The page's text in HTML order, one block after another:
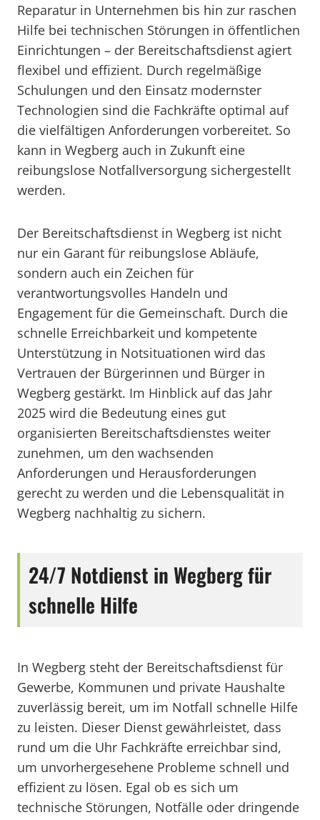
Reparatur in Unternehmen bis hin zur raschen
Hilfe bei technischen Störungen in öffentlichen
Einrichtungen – der Bereitschaftsdienst agiert
flexibel und effizient. Durch regelmäßige
Schulungen und den Einsatz modernster
Technologien sind die Fachkräfte optimal auf
die vielfältigen Anforderungen vorbereitet. So
kann in Wegberg auch in Zukunft eine
reibungslose Notfallversorgung sichergestellt
werden.
Der Bereitschaftsdienst in Wegberg ist nicht
nur ein Garant für reibungslose Abläufe,
sondern auch ein Zeichen für
verantwortungsvolles Handeln und
Engagement für die Gemeinschaft. Durch die
schnelle Erreichbarkeit und kompetente
Unterstützung in Notsituationen wird das
Vertrauen der Bürgerinnen und Bürger in
Wegberg gestärkt. Im Hinblick auf das Jahr
2025 wird die Bedeutung eines gut
organisierten Bereitschaftsdienstes weiter
zunehmen, um den wachsenden
Anforderungen und Herausforderungen
gerecht zu werden und die Lebensqualität in
Wegberg nachhaltig zu sichern.
24/7 Notdienst in Wegberg für
schnelle Hilfe
In Wegberg steht der Bereitschaftsdienst für
Gewerbe, Kommunen und private Haushalte
zuverlässig bereit, um im Notfall schnelle Hilfe
zu leisten. Dieser Dienst gewährleistet, dass
rund um die Uhr Fachkräfte erreichbar sind,
um unvorhergesehene Probleme schnell und
effizient zu lösen. Egal ob es sich um
technische Störungen, Notfälle oder dringende